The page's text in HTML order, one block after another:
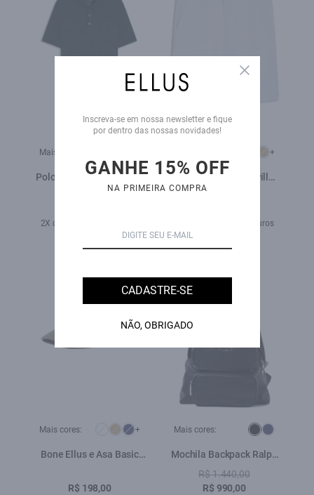
Mais cores:
Polo Easa Piquet Classic
2X de R$ 139,50 sem juros
+
Bermuda Color Twill
Power Branco
5X de R$ 115,80 sem juros
Mais cores: +
Bone Ellus e Asa Basic
R$ 198,00
Mais cores:
Mochila Backpack Ralph
Ellus Preto
R$ 1.440,00
R$ 990,00
Close
Inscreva-se em nossa newsletter e fique
por dentro das nossas novidades!
GANHE 15% OFF
NA PRIMEIRA COMPRA
CADASTRE-SE
NÃO, OBRIGADO